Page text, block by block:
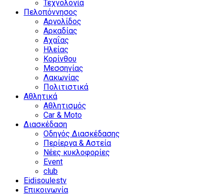
Τεχνολογία
Πελοπόννησος
Αργολίδος
Αρκαδίας
Αχαΐας
Ηλείας
Κορίνθου
Μεσσηνίας
Λακωνίας
Πολιτιστικά
Αθλητικά
Αθλητισμός
Car & Moto
Διασκέδαση
Οδηγός Διασκέδασης
Περίεργα & Αστεία
Νέες κυκλοφορίες
Event
club
Eidisoulestv
Επικοινωνία